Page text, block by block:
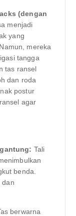
(dengan
menjadi
yang
mereka
tangga
tas ransel
dan roda
postur
agar
Tali
benda.
dan
berwarna